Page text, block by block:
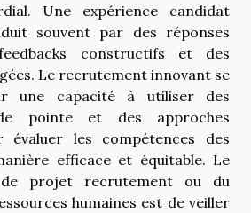
Une expérience candidat
souvent par des réponses
constructifs et des
Le recrutement innovant se
une capacité à utiliser des
pointe et des approches
évaluer les compétences des
efficace et équitable. Le
projet recrutement ou du
humaines est de veiller